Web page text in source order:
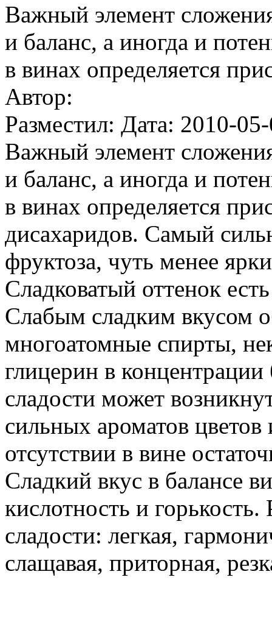
Важный элемент
и баланс, а иногда и
в винах определяется
Автор:
Разместил: Дата: 2010-
Важный элемент
и баланс, а иногда и
в винах определяется
дисахаридов. Самый
фруктоза, чуть менее
Сладковатый оттенок
Слабым сладким вкусом
многоатомные спирты,
глицерин в
сладости может
сильных ароматов
отсутствии в вине
Сладкий вкус в балансе
кислотность и
сладости: легкая,
слащавая, приторная,